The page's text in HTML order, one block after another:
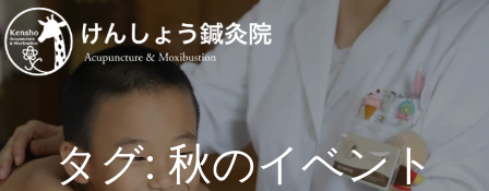
タグ: 秋のイベント